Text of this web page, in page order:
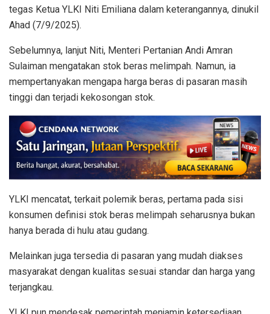
tegas Ketua YLKI Niti Emiliana dalam keterangannya, dinukil
Ahad (7/9/2025).
Sebelumnya, lanjut Niti, Menteri Pertanian Andi Amran
Sulaiman mengatakan stok beras melimpah. Namun, ia
mempertanyakan mengapa harga beras di pasaran masih
tinggi dan terjadi kekosongan stok.
YLKI mencatat, terkait polemik beras, pertama pada sisi
konsumen definisi stok beras melimpah seharusnya bukan
hanya berada di hulu atau gudang.
Melainkan juga tersedia di pasaran yang mudah diakses
masyarakat dengan kualitas sesuai standar dan harga yang
terjangkau.